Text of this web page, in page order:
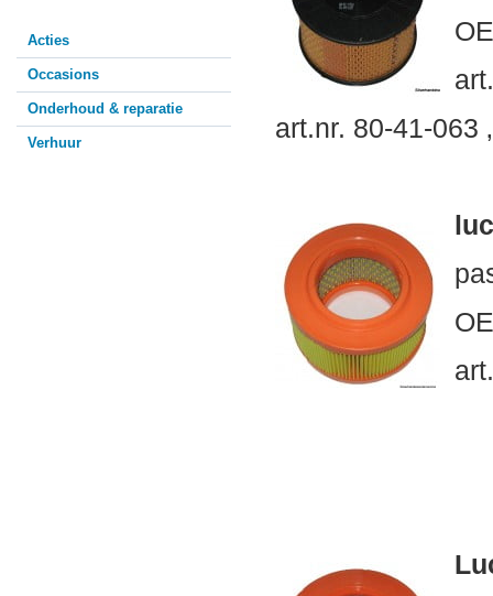
Acties
Occasions
Onderhoud & reparatie
Verhuur
art.nr. 80-41-063